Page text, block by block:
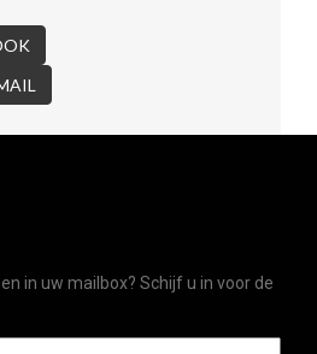
in uw mailbox? Schijf u in voor de